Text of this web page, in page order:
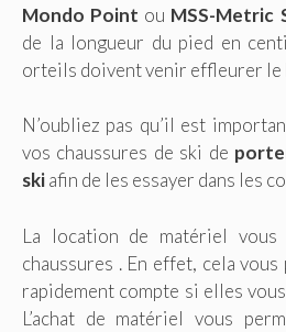
Mondo Point ou MSS-Metric
de la longueur du pied en
orteils doivent venir effleurer le
N’oubliez pas qu’il est
vos chaussures de ski de
skiafin de les essayer dans les
La location de matériel
chaussures . En effet, cela
rapidement compte si elles
L’achat de matériel vous